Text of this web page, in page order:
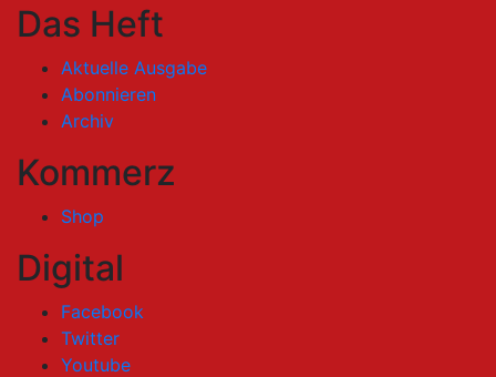
Das Heft
Aktuelle Ausgabe
Abonnieren
Archiv
Kommerz
Shop
Digital
Facebook
Twitter
Youtube